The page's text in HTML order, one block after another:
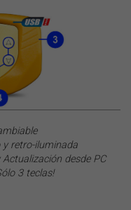
retro-iluminada
desde PC
3 teclas!